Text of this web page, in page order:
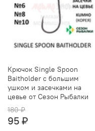
Крючок Single Spoon
Baitholder с большим
ушком и засечками на
цевье от Сезон Рыбалки
180 ₽
95 ₽